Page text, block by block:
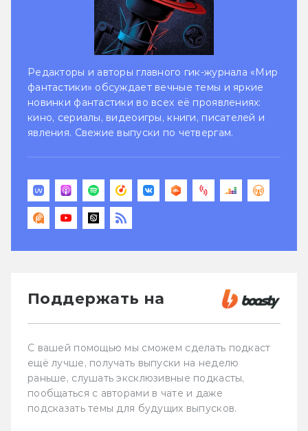
Редакторы и авторы главного гик-журнала «Мир
фантастики» обсуждает вечные темы и яркие
новинки фантастики во всех её проявлениях:
кино, сериалы, видеоигры, книги, писателей и
явления. Свежие выпуски по четвергам.
Поддержать на
С вашей помощью мы сможем сделать подкаст
ещё лучше, получать выпуски на неделю
раньше, слушать эксклюзивные подкасты,
пообщаться с авторами в чате и даже
подсказать темы для будущих выпусков.